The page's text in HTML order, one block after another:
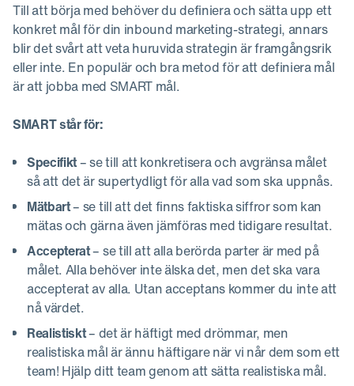
Till att börja med behöver du definiera och sätta upp ett
konkret mål för din inbound marketing-strategi, annars
blir det svårt att veta huruvida strategin är framgångsrik
eller inte. En populär och bra metod för att definiera mål
är att jobba med SMART mål.
SMART står för:
Specifikt– se till att konkretisera och avgränsa målet
så att det är supertydligt för alla vad som ska uppnås.
Mätbart– se till att det finns faktiska siffror som kan
mätas och gärna även jämföras med tidigare resultat.
Accepterat– se till att alla berörda parter är med på
målet. Alla behöver inte älska det, men det ska vara
accepterat av alla. Utan acceptans kommer du inte att
nå värdet.
Realistiskt– det är häftigt med drömmar, men
realistiska mål är ännu häftigare när vi når dem som ett
team! Hjälp ditt team genom att sätta realistiska mål.